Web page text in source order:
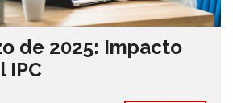
de 2025: Impacto
IPC